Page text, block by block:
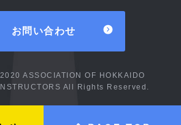
お問い合わせ
ASSOCIATION OF HOKKAIDO
All Rights Reserved.